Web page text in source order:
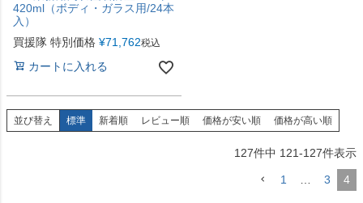
420ml（ボディ・ガラス用/24本
入）
買援隊 特別価格 ¥71,762税込
カートに入れる
並び替え 標準 新着順 レビュー順 価格が安い順 価格が高い順
127件中 121-127件表示
1 3 4